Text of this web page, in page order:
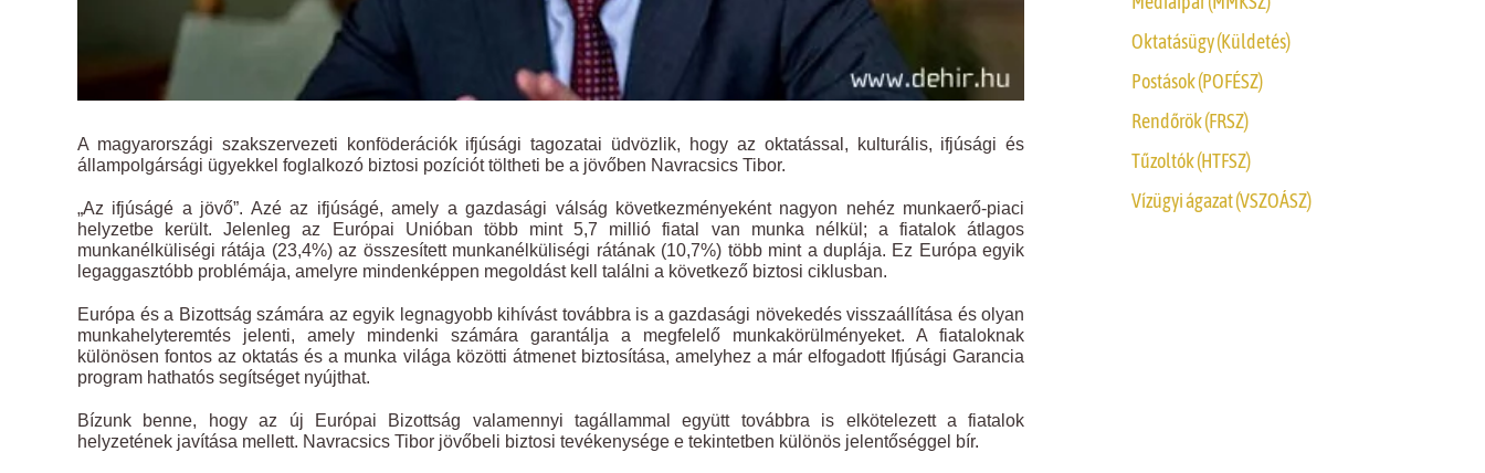
A magyarországi szakszervezeti konföderációk ifjúsági tagozatai üdvözlik, hogy az oktatással, kulturális, ifjúsági és
állampolgársági ügyekkel foglalkozó biztosi pozíciót töltheti be a jövőben Navracsics Tibor.
„Az ifjúságé a jövő”. Azé az ifjúságé, amely a gazdasági válság következményeként nagyon nehéz munkaerő-piaci
helyzetbe került. Jelenleg az Európai Unióban több mint 5,7 millió fiatal van munka nélkül; a fiatalok átlagos
munkanélküliségi rátája (23,4%) az összesített munkanélküliségi rátának (10,7%) több mint a duplája. Ez Európa egyik
legaggasztóbb problémája, amelyre mindenképpen megoldást kell találni a következő biztosi ciklusban.
Európa és a Bizottság számára az egyik legnagyobb kihívást továbbra is a gazdasági növekedés visszaállítása és olyan
munkahelyteremtés jelenti, amely mindenki számára garantálja a megfelelő munkakörülményeket. A fiataloknak
különösen fontos az oktatás és a munka világa közötti átmenet biztosítása, amelyhez a már elfogadott Ifjúsági Garancia
program hathatós segítséget nyújthat.
Bízunk benne, hogy az új Európai Bizottság valamennyi tagállammal együtt továbbra is elkötelezett a fiatalok
helyzetének javítása mellett. Navracsics Tibor jövőbeli biztosi tevékenysége e tekintetben különös jelentőséggel bír.
Oktatásügy (Küldetés)
Postások (POFÉSZ)
Rendőrök (FRSZ)
Tűzoltók (HTFSZ)
Vízügyi ágazat (VSZOÁSZ)